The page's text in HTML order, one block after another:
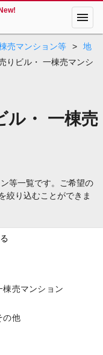
New! menu
売マンション等 >
地
りビル・ 一棟売マンシ
ル・ 一棟売
等一覧です。ご希望の
絞り込むことができま
棟売マンション
の他